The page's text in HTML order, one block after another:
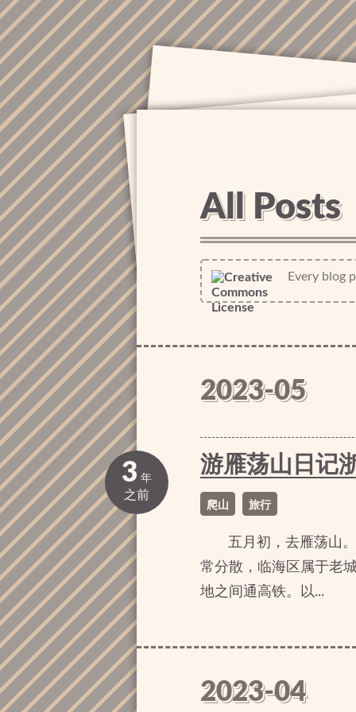
All Posts
Every blog
2023-05
3 年
之前
游雁荡山日记
爬山 旅行
五月初，去雁荡山
常分散，临海区属于老
地之间通高铁。以...
2023-04